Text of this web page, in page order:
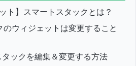
ト】スマートスタックとは？
ウィジェットは変更すること
ックを編集＆変更する方法